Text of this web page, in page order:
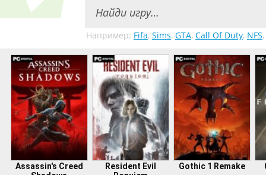
Например: Fifa, Sims, GTA, Call Of Duty, NFS,
Assassin's Creed
Resident Evil
Gothic 1 Remake